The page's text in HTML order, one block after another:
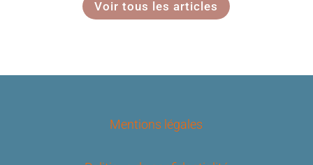
Voir tous les articles
Mentions légales